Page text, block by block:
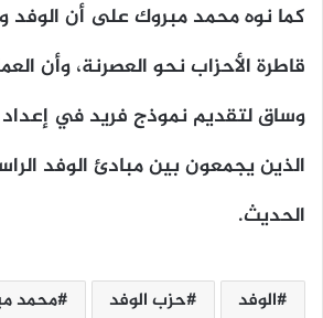
كما نوه محمد مبروك على أن
قاطرة الأحزاب نحو العصرنة، وأن
وساق لتقديم نموذج فريد في إعداد
الذين يجمعون بين مبادئ الوفد
الحديث.
الوفد حزب الوفد
محمد